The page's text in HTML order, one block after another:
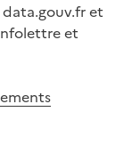
et
et